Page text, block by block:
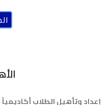
إعداد وتأهيل الطلاب